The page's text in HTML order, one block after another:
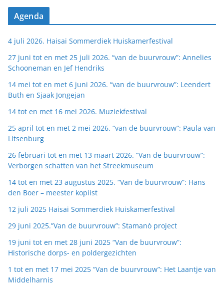
Agenda
4 juli 2026. Haisai Sommerdiek Huiskamerfestival
27 juni tot en met 25 juli 2026. “van de buurvrouw”: Annelies
Schooneman en Jef Hendriks
14 mei tot en met 6 juni 2026. “van de buurvrouw”: Leendert
Buth en Sjaak Jongejan
14 tot en met 16 mei 2026. Muziekfestival
25 april tot en met 2 mei 2026. “van de buurvrouw”: Paula van
Litsenburg
26 februari tot en met 13 maart 2026. “Van de buurvrouw”:
Verborgen schatten van het Streekmuseum
14 tot en met 23 augustus 2025. “Van de buurvrouw”: Hans
den Boer – meester kopiist
12 juli 2025 Haisai Sommerdiek Huiskamerfestival
29 juni 2025.”Van de buurvrouw”: Stamanò project
19 juni tot en met 28 juni 2025 “Van de buurvrouw”:
Historische dorps- en poldergezichten
1 tot en met 17 mei 2025 “Van de buurvrouw”: Het Laantje van
Middelharnis